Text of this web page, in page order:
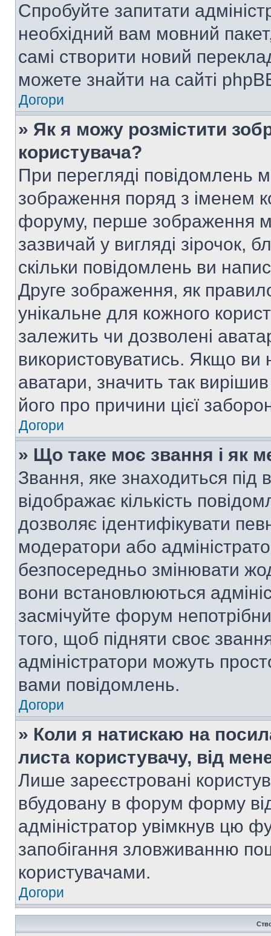
Спробуйте запитати
необхідний вам мовний
самі створити новий
можете знайти на сайті
Догори
» Як я можу розмістити
користувача?
При перегляді повідомлень
зображення поряд з іменем
форуму, перше зображення
зазвичай у вигляді зірочок,
скільки повідомлень ви
Друге зображення, як
унікальне для кожного
залежить чи дозволені
використовуватись. Якщо ви
аватари, значить так
його про причини цієї
Догори
» Що таке моє звання і як
Звання, яке знаходиться
відображає кількість
дозволяє ідентифікувати
модератори або
безпосередньо змінювати
вони встановлюються
засмічуйте форум
того, щоб підняти своє
адміністратори можуть
вами повідомлень.
Догори
» Коли я натискаю на
листа користувачу, від
Лише зареєстровані
вбудовану в форум форму
адміністратор увімкнув цю
запобігання зловживанню
користувачами.
Догори